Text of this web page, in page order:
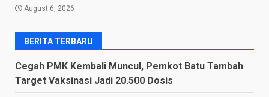
August 6, 2026
BERITA TERBARU
Cegah PMK Kembali Muncul, Pemkot Batu Tambah
Target Vaksinasi Jadi 20.500 Dosis